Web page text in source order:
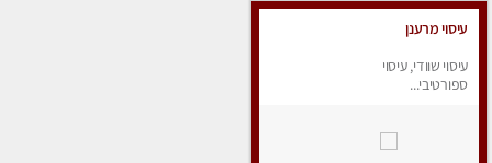
עיסוי מרענן
עיסוי שוודי, עיסוי
ספורטיבי...